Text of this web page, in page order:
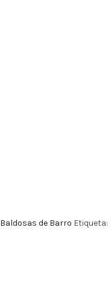
Baldosas de Barro Etiqueta: